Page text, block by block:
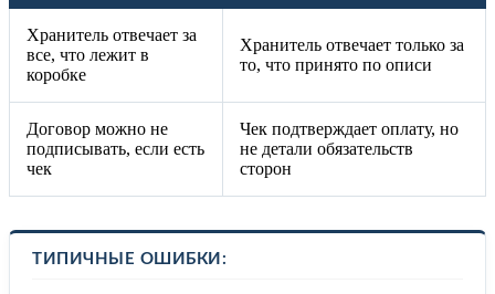
Хранитель отвечает за
все, что лежит в
коробке
Хранитель отвечает только за
то, что принято по описи
Договор можно не
подписывать, если есть
чек
Чек подтверждает оплату, но
не детали обязательств
сторон
ТИПИЧНЫЕ ОШИБКИ: